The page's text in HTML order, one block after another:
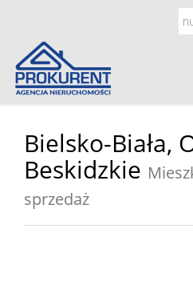
Bielsko-Biała,
Beskidzkie
sprzedaż